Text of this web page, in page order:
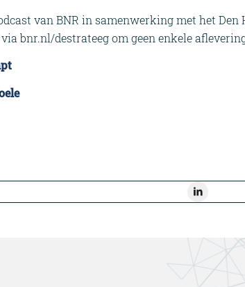
van BNR in samenwerking met het
via bnr.nl/destrateeg om geen enkele